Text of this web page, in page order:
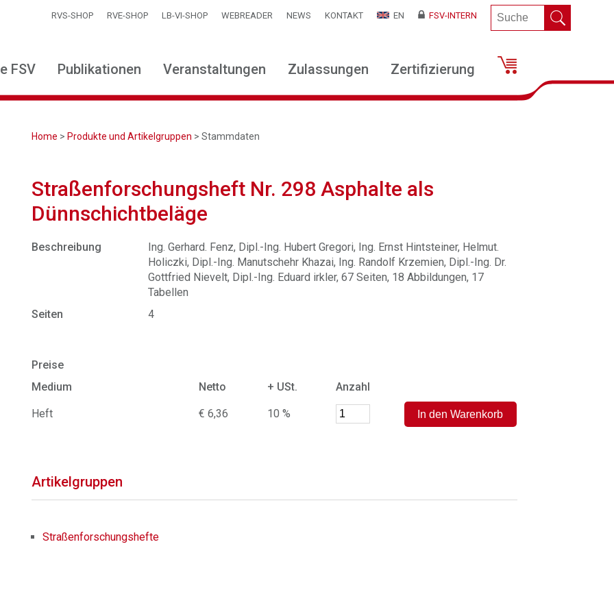
RVS-SHOP RVE-SHOP LB-VI-SHOP WEBREADER NEWS KONTAKT EN FSV-INTERN
FSV Publikationen Veranstaltungen Zulassungen Zertifizierung
Home > Produkte und Artikelgruppen > Stammdaten
Straßenforschungsheft Nr. 298 Asphalte als
Dünnschichtbeläge
Beschreibung
Ing. Gerhard. Fenz, Dipl.-Ing. Hubert Gregori, Ing. Ernst Hintsteiner, Helmut.
Holiczki, Dipl.-Ing. Manutschehr Khazai, Ing. Randolf Krzemien, Dipl.-Ing. Dr.
Gottfried Nievelt, Dipl.-Ing. Eduard irkler, 67 Seiten, 18 Abbildungen, 17
Tabellen
Seiten
4
Preise
Medium
Netto + USt. Anzahl
Heft € 6,36 10 %
Artikelgruppen
Straßenforschungshefte